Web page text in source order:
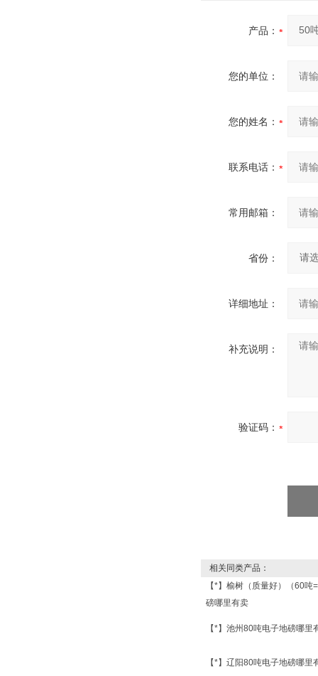
产品：
您的单位：
您的姓名：
联系电话：
常用邮箱：
省份：
详细地址：
补充说明：
验证码：
相关同类产品：
【*】榆树（质量好）（60吨
磅哪里有卖
【*】池州80吨电子地磅哪里
【*】辽阳80吨电子地磅哪里